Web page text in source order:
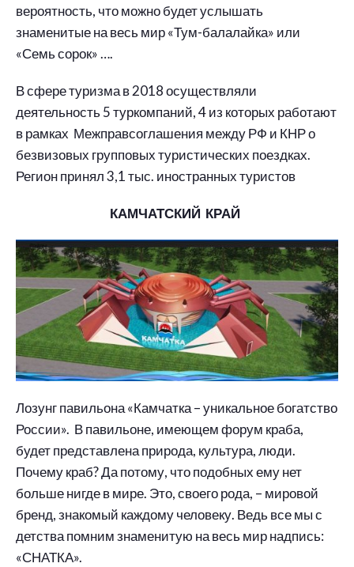
вероятность, что можно будет услышать
знаменитые на весь мир «Тум-балалайка» или
«Семь сорок» ….
В сфере туризма в 2018 осуществляли
деятельность 5 туркомпаний, 4 из которых работают
в рамках Межправсоглашения между РФ и КНР о
безвизовых групповых туристических поездках.
Регион принял 3,1 тыс. иностранных туристов
КАМЧАТСКИЙ КРАЙ
Лозунг павильона «Камчатка – уникальное богатство
России». В павильоне, имеющем форум краба,
будет представлена природа, культура, люди.
Почему краб? Да потому, что подобных ему нет
больше нигде в мире. Это, своего рода, – мировой
бренд, знакомый каждому человеку. Ведь все мы с
детства помним знаменитую на весь мир надпись:
«СНАТКА».